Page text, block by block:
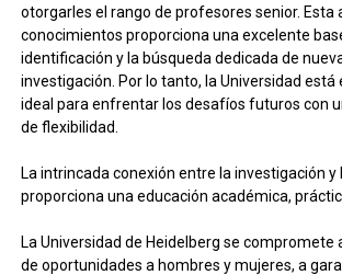
otorgarles el rango de profesores senior. Esta
conocimientos proporciona una excelente
identificación y la búsqueda dedicada de
investigación. Por lo tanto, la Universidad está
ideal para enfrentar los desafíos futuros con
de flexibilidad.
La intrincada conexión entre la investigación y
proporciona una educación académica,
La Universidad de Heidelberg se compromete
de oportunidades a hombres y mujeres, a